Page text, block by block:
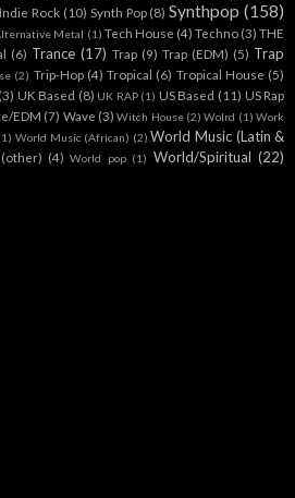
Rock (10) Synth Pop (8) Synthpop (158)
Metal (1) Tech House (4) Techno (3) THE
(6) Trance (17) Trap (9) Trap (EDM) (5) Trap
(2) Trip-Hop (4) Tropical (6) Tropical House (5)
(3) UK Based (8) UK RAP (1) US Based (11) US Rap
EDM (7) Wave (3) Witch House (2) Wolrd (1) Work
World Music (African) (2) World Music (Latin &
(4) World pop (1) World/Spiritual (22)